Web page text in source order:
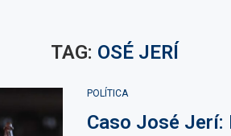
TAG: OSÉ JERÍ
POLÍTICA
Caso José